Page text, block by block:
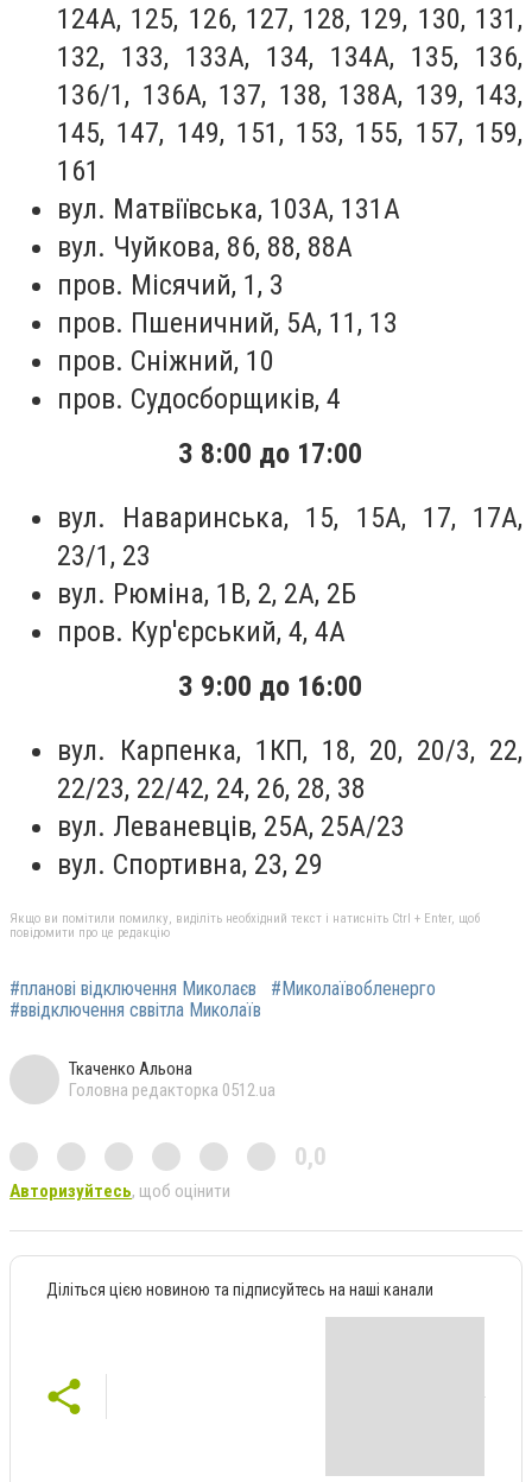
124А, 125, 126, 127, 128, 129, 130, 131,
132, 133, 133А, 134, 134А, 135, 136,
136/1, 136А, 137, 138, 138А, 139, 143,
145, 147, 149, 151, 153, 155, 157, 159,
161
вул. Матвіївська, 103А, 131А
вул. Чуйкова, 86, 88, 88А
пров. Місячий, 1, 3
пров. Пшеничний, 5А, 11, 13
пров. Сніжний, 10
пров. Судосборщиків, 4
З 8:00 до 17:00
вул. Наваринська, 15, 15А, 17, 17А,
23/1, 23
вул. Рюміна, 1В, 2, 2А, 2Б
пров. Кур'єрський, 4, 4А
З 9:00 до 16:00
вул. Карпенка, 1КП, 18, 20, 20/3, 22,
22/23, 22/42, 24, 26, 28, 38
вул. Леваневців, 25А, 25А/23
вул. Спортивна, 23, 29
Якщо ви помітили помилку, виділіть необхідний текст і натисніть Ctrl + Enter, щоб
повідомити про це редакцію
#планові відключення Миколаєв
#Миколаївобленерго
#ввідключення сввітла Миколаїв
Ткаченко Альона
Головна редакторка 0512.ua
0,0
Авторизуйтесь, щоб оцінити
Діліться цією новиною та підписуйтесь на наші канали